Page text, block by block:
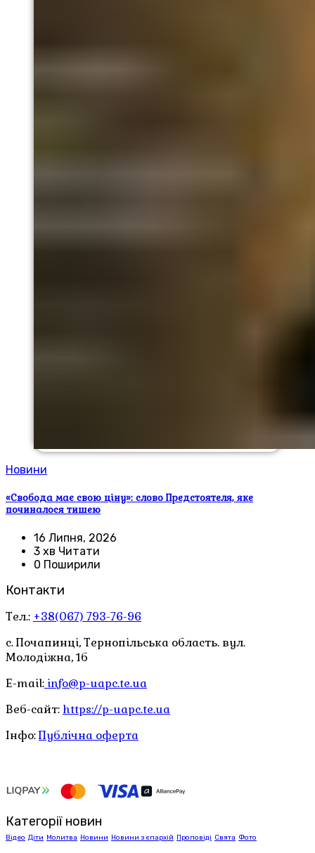
Новини
«Свобода має свою ціну»: слово Предстоятеля, яке
починалося тишею
16 Липня, 2026
3 хв Читати
0 Поширили
Контакти
Тел.: +38(067) 793-76-96
с. Почапинці, Тернопільська область. вул.
Молодіжна, 1б
E-mail: info@p-uapc.te.ua
Веб-сайт: https://p-uapc.te.ua
Інфо:Публічна оферта
Категорії новин
Відео Діти Молитва Новини Новини з єпархій Проповіді Свята Фото